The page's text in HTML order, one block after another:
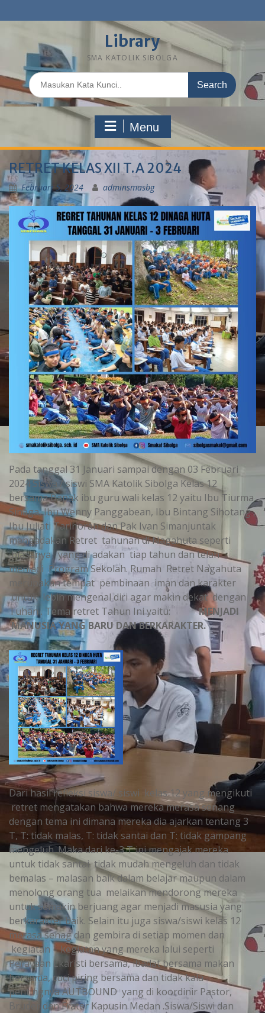
Library
SMA KATOLIK SIBOLGA
Menu
RETRET KELAS XII T.A 2024
Februari 5, 2024 adminsmasbg
Pada tanggal 31 Januari sampai dengan 03 Februari
2024 Siswa / siswi SMA Katolik Sibolga Kelas 12
bersama Bapak ibu guru wali kelas 12 yaitu Ibu Tiurma
Sinaga, Ibu Wenny Panggabean, Ibu Bintang Sihotang ,
Ibu Juliati Tarihoran dan Pak Ivan Simanjuntak
mengadakan Retret tahunan di Nagahuta seperti
biasanya yang di adakan tiap tahun dan telah
menjadi Program Sekolah. Rumah Retret Nagahuta
merupakan tempat pembinaan iman dan karakter
untuk lebih mengenal diri agar makin dekat dengan
Tuhan . Tema retret Tahun Ini yaitu:MENJADI
MANUSIA YANG BARU DAN BERKARAKTER.
Dari hasil refleksi siswa/ siswi kelas 12 yang mengikuti
retret mengatakan bahwa mereka merasa senang
dengan tema ini dimana mereka dia ajarkan tentang 3
T, T: tidak malas, T: tidak santai dan T: tidak gampang
mengeluh. Maka dari ke-3 T ini mengajak mereka
untuk tidak santai tidak mudah mengeluh dan tidak
bemalas – malasan baik dalam belajar maupun dalam
menolong orang tua melaikan mendorong mereka
untuk semakin berjuang agar menjadi masusia yang
berkarakter baik. Selain itu juga siswa/siswi kelas 12
merasa senag dan gembira di setiap momen dan
kegiatan – kegiatan yang mereka lalui seperti
Perayaan Ekaristi bersama, ibadat bersama makan
bersama, cuci piring bersama dan tidak kala
pentingnya AUTBOUND yang di koordinir Pastor,
Bruder dan Frater Kapusin Medan .Siswa/Siswi dan